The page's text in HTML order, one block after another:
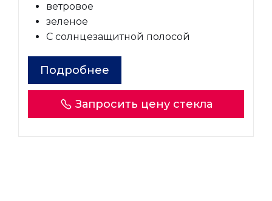
ветровое
зеленое
С солнцезащитной полосой
Подробнее
Запросить цену стекла